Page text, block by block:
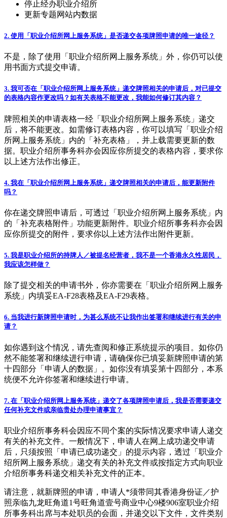
停止经办职业介绍所
更新专题网站内数据
2. 使用「职业介绍所网上服务系统」是否递交各项牌照申请的唯一途径？
不是，除了使用「职业介绍所网上服务系统」外，你仍可以使
用书面方式提交申请。
3. 我可否在「职业介绍所网上服务系统」递交牌照相关的申请后，对已提交
的表格内容作更改吗？如有关表格不能更改，我能如何修订其内容？
牌照相关的申请表格一经「职业介绍所网上服务系统」递交
后，将不能更改。如需修订表格内容，你可以填写「职业介绍
所网上服务系统」内的「补充表格」，并上载需要更新的数
据。职业介绍所事务科亦会因应你所提交的表格内容，要求你
以上述方法作出修正。
4. 我在「职业介绍所网上服务系统」递交牌照相关的申请后，能更新附件
吗？
你在递交牌照申请后，可透过「职业介绍所网上服务系统」内
的「补充表格附件」功能更新附件。职业介绍所事务科亦会因
应你所提交的附件，要求你以上述方法作出附件更新。
5. 我是职业介绍所的持牌人／被提名经营者，我不是一个香港永久性居民，
我应该怎样做？
除了提交相关的申请书外，你亦需要在「职业介绍所网上服务
系统」内填妥EA-F28表格及EA-F29表格。
6. 当我进行新牌照申请时，为甚么系统不让我作出签署和继续进行有关的申
请？
如你遇到这个情况，请先查阅和修正系统提示的项目。如你仍
然不能签署和继续进行申请，请确保你已填妥新牌照申请的第
十四部分「申请人的数据」。如你没有填妥第十四部分，本系
统便不允许你签署和继续进行申请。
7. 在「职业介绍所网上服务系统」递交了各项牌照申请后，我是否需要递交
任何补充文件或亲临贵处办理申请事宜？
职业介绍所事务科会因应不同个案的实际情况要求申请人递交
有关的补充文件。一般情况下，申请人在网上成功递交申请
后，只须按照「申请已成功递交」的提示内容，透过「职业介
绍所网上服务系统」递交有关的补充文件或按指定方式向职业
介绍所事务科递交相关补充文件的正本。
请注意，就新牌照的申请，申请人*须带同其香港身份证／护
照亲临九龙旺角道1号旺角道壹号商业中心9楼906室职业介绍
所事务科出席与本处职员的会面，并递交以下文件，文件类别